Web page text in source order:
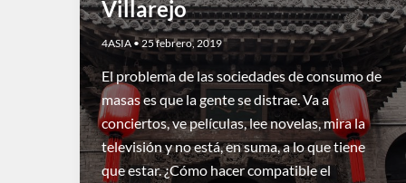
Villarejo
4ASIA •25 febrero, 2019
El problema de las sociedades de consumo de
masas es que la gente se distrae. Va a
conciertos, ve películas, lee novelas, mira la
televisión y no está, en suma, a lo que tiene
que estar. ¿Cómo hacer compatible el